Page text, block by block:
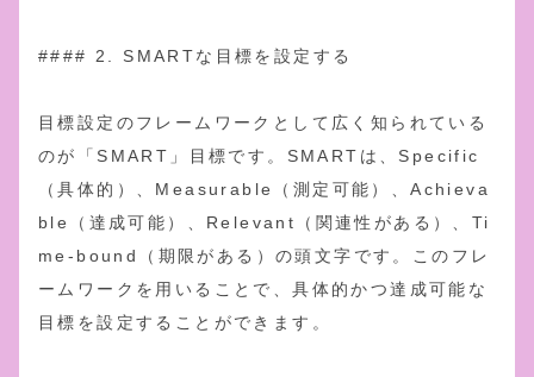
#### 2. SMARTな目標を設定する
目標設定のフレームワークとして広く知られている
のが「SMART」目標です。SMARTは、Specific
（具体的）、Measurable（測定可能）、Achieva
ble（達成可能）、Relevant（関連性がある）、Ti
me-bound（期限がある）の頭文字です。このフレ
ームワークを用いることで、具体的かつ達成可能な
目標を設定することができます。